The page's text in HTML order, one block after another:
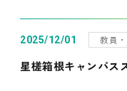
2025/12/01 教員
星槎箱根キャンパス